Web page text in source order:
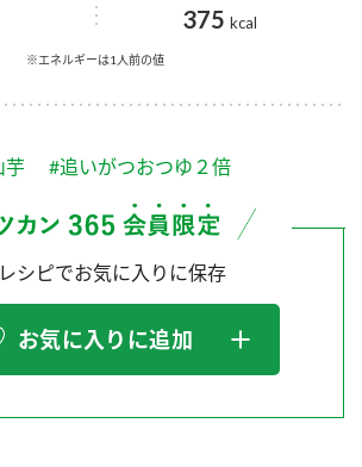
中華
おすしの素
の素 米飯用調味液
念
化センター（アーカイブ）
initiative
ミツカンミュージアム）
ンター
ました
375 kcal
※エネルギーは1人前の値
芋 #追いがつおつゆ２倍
シピでお気に入りに保存
お気に入りに追加